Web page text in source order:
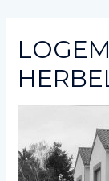
contenu